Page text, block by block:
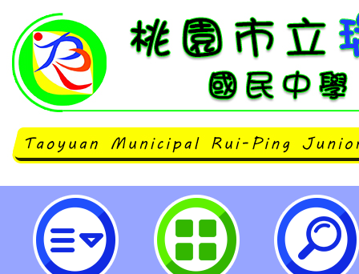
有關本校辦理「瑞士萊辛國際學
American School in
程說明會」一案，敬邀貴校人員參